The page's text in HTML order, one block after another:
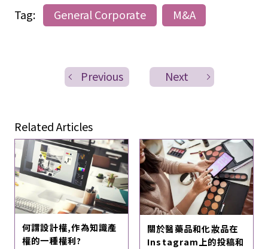
Tag:
General Corporate M&A
Previous Next
Related Articles
何謂設計權,作為知識產
權的一種權利?
關於醫藥品和化妝品在
Instagram上的投稿和